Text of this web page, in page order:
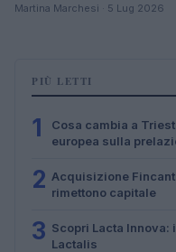
Martina Marchesi · 5 Lug 2026
PIÙ LETTI
1
Cosa cambia a
europea sulla
2 Acquisizione
rimettono capitale
3 Scopri Lacta
Lactalis